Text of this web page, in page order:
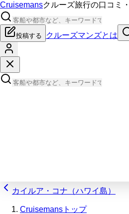
Cruisemansクルーズ旅行の口コミ
投稿する クルーズマンズとは
カイルア・コナ（ハワイ島）
Cruisemansトップ